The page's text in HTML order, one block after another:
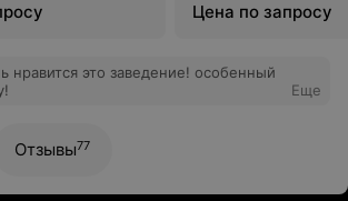
Цена по запросу
нравится это заведение! особенный
Еще
Отзывы77